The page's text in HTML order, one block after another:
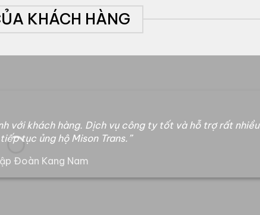
KHÁCH HÀNG
với khách hàng. Dịch vụ công ty tốt và hỗ trợ rất nhiều
tục ủng hộ Mison Trans.”
Đoàn Kang Nam